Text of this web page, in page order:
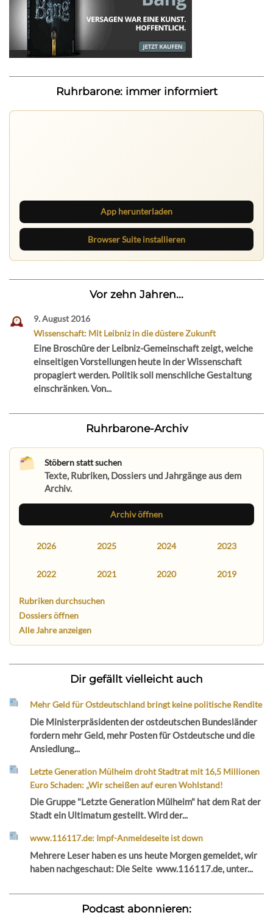
Ruhrbarone: immer informiert
App herunterladen
Browser Suite installieren
Vor zehn Jahren...
9. August 2016
Wissenschaft: Mit Leibniz in die düstere Zukunft
Eine Broschüre der Leibniz-Gemeinschaft zeigt, welche
einseitigen Vorstellungen heute in der Wissenschaft
propagiert werden. Politik soll menschliche Gestaltung
einschränken. Von...
Ruhrbarone-Archiv
Stöbern statt suchen
Texte, Rubriken, Dossiers und Jahrgänge aus dem
Archiv.
Archiv öffnen
2026 2025 2024 2023
2022 2021 2020 2019
Rubriken durchsuchen
Dossiers öffnen
Alle Jahre anzeigen
Dir gefällt vielleicht auch
Mehr Geld für Ostdeutschland bringt keine politische Rendite
Die Ministerpräsidenten der ostdeutschen Bundesländer
fordern mehr Geld, mehr Posten für Ostdeutsche und die
Ansiedlung...
Letzte Generation Mülheim droht Stadtrat mit 16,5 Millionen
Euro Schaden: „Wir scheißen auf euren Wohlstand!
Die Gruppe "Letzte Generation Mülheim" hat dem Rat der
Stadt ein Ultimatum gestellt. Wird der...
www.116117.de: Impf-Anmeldeseite ist down
Mehrere Leser haben es uns heute Morgen gemeldet, wir
haben nachgeschaut: Die Seite www.116117.de, unter...
Podcast abonnieren: